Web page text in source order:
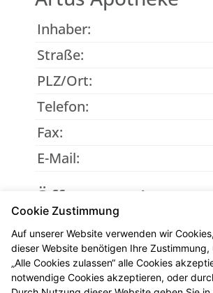
Inhaber:
Straße:
PLZ/Ort:
Telefon:
Fax:
E-Mail:
Öffnungszeiten
Mo - Fr : 08:00-18:30
Sa: 09:00-13:30
Cookie Zustimmung
Auf unserer Website verwenden wir
dieser Website benötigen Ihre
„Alle Cookies zulassen“ alle Cookies
notwendige Cookies akzeptieren, oder